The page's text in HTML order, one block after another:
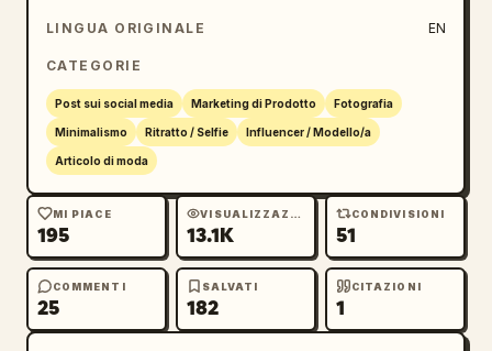
LINGUA ORIGINALE EN
CATEGORIE
Post sui social media Marketing di Prodotto Fotografia
Minimalismo Ritratto / Selfie Influencer / Modello/a
Articolo di moda
MI PIACE
195
VISUALIZZAZIONI
13.1K
CONDIVISIONI
51
COMMENTI
25
SALVATI
182
CITAZIONI
1